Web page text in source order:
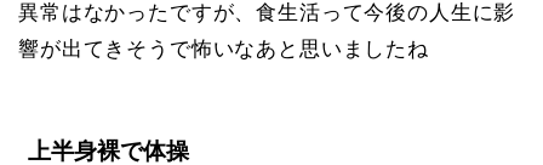
異常はなかったですが、食生活って今後の人生に影
響が出てきそうで怖いなあと思いましたね
上半身裸で体操